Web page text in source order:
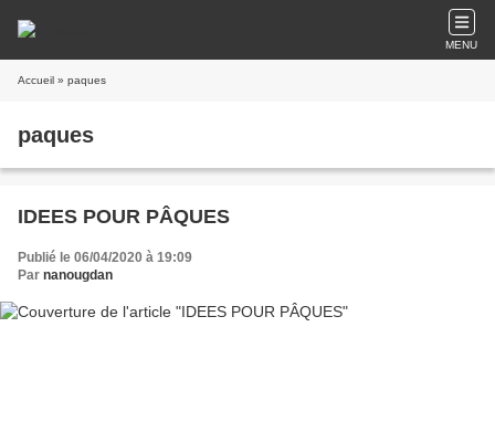
MENU
Accueil » paques
paques
IDEES POUR PÂQUES
Publié le 06/04/2020 à 19:09
Par nanougdan